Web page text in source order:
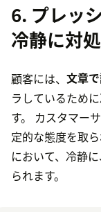
6. プレッ
冷静に対
顧客には、 文章
ラしているため
す。 カスタマー
定的な態度を取
において、冷静
られます。